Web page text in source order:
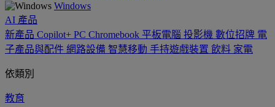
Windows
AI 產品
新產品 Copilot+ PC Chromebook 平板電腦 投影機 數位招牌 電
子產品與配件 網路設備 智慧移動 手持遊戲裝置 飲料 家電
依類別
教育